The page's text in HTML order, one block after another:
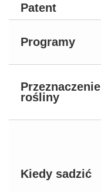
Patent
Programy
Przeznaczenie
rośliny
Kiedy sadzić